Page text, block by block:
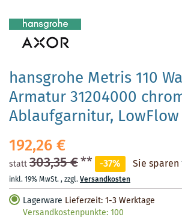
hansgrohe Metris 110
Armatur 31204000
Ablaufgarnitur, LowFlow
192,26 €
statt303,35 €** -37% Sie sparen
inkl. 19% MwSt.,zzgl.Versandkosten
Lagerware Lieferzeit: 1-3 Werktage
Versandkostenpunkte:100